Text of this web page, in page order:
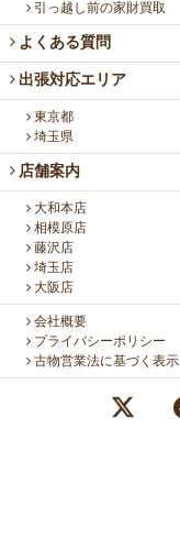
引っ越し前の家財買取
よくある質問
出張対応エリア
東京都
埼玉県
店舗案内
大和本店
相模原店
藤沢店
埼玉店
大阪店
会社概要
プライバシーポリシー
古物営業法に基づく表示